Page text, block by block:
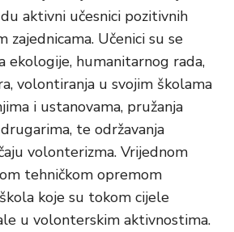
aktivni učesnici pozitivnih
zajednicama. Učenici su se
ekologije, humanitarnog rada,
volontiranja u svojim školama
i ustanovama, pružanja
te održavanja
volonterizma. Vrijednom
tehničkom opremom
koje su tokom cijele
u volonterskim aktivnostima.